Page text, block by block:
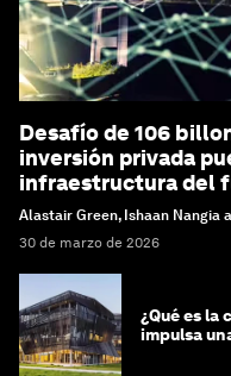
Desafío de 106
inversión privada
infraestructura del
Alastair Green, Ishaan Nangia
30 de marzo de 2026
¿Qué es la
impulsa